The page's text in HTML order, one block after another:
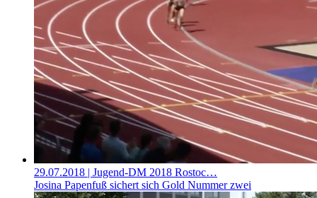
29.07.2018 | Jugend-DM 2018 Rostoc…
Josina Papenfuß sichert sich Gold Nummer zwei